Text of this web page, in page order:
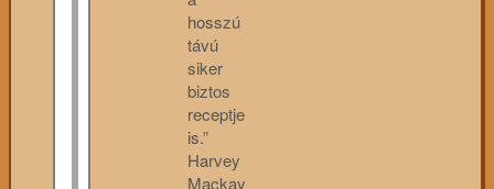
hosszú
távú
siker
biztos
receptje
is.”
Harvey
Mackay